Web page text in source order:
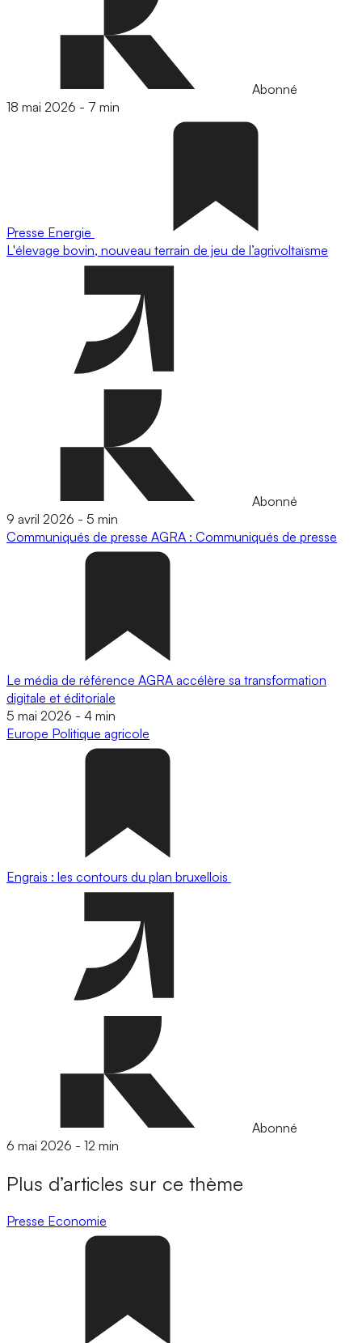
Abonné
18 mai 2026 - 7 min
Presse Energie
L'élevage bovin, nouveau terrain de jeu de l’agrivoltaïsme
Abonné
9 avril 2026 - 5 min
Communiqués de presse AGRA : Communiqués de presse
Le média de référence AGRA accélère sa transformation
digitale et éditoriale
5 mai 2026 - 4 min
Europe Politique agricole
Engrais : les contours du plan bruxellois
Abonné
6 mai 2026 - 12 min
Plus d’articles sur ce thème
Presse Economie